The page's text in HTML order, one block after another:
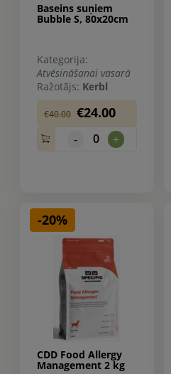
Baseins suņiem
Bubble S, 80x20cm
Kategorija:
Atvēsināšanai vasarā
Ražotājs: Kerbl
€40.00 €24.00
- 0 +
-20%
CDD Food Allergy
Management 2 kg